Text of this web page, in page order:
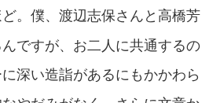
。僕、渡辺志保さんと高橋芳
ですが、お二人に共通するの
深い造詣があるにもかかわら